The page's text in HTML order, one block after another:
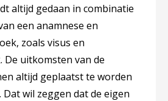
altijd gedaan in combinatie
een anamnese en
zoals visus en
uitkomsten van de
altijd geplaatst te worden
wil zeggen dat de eigen